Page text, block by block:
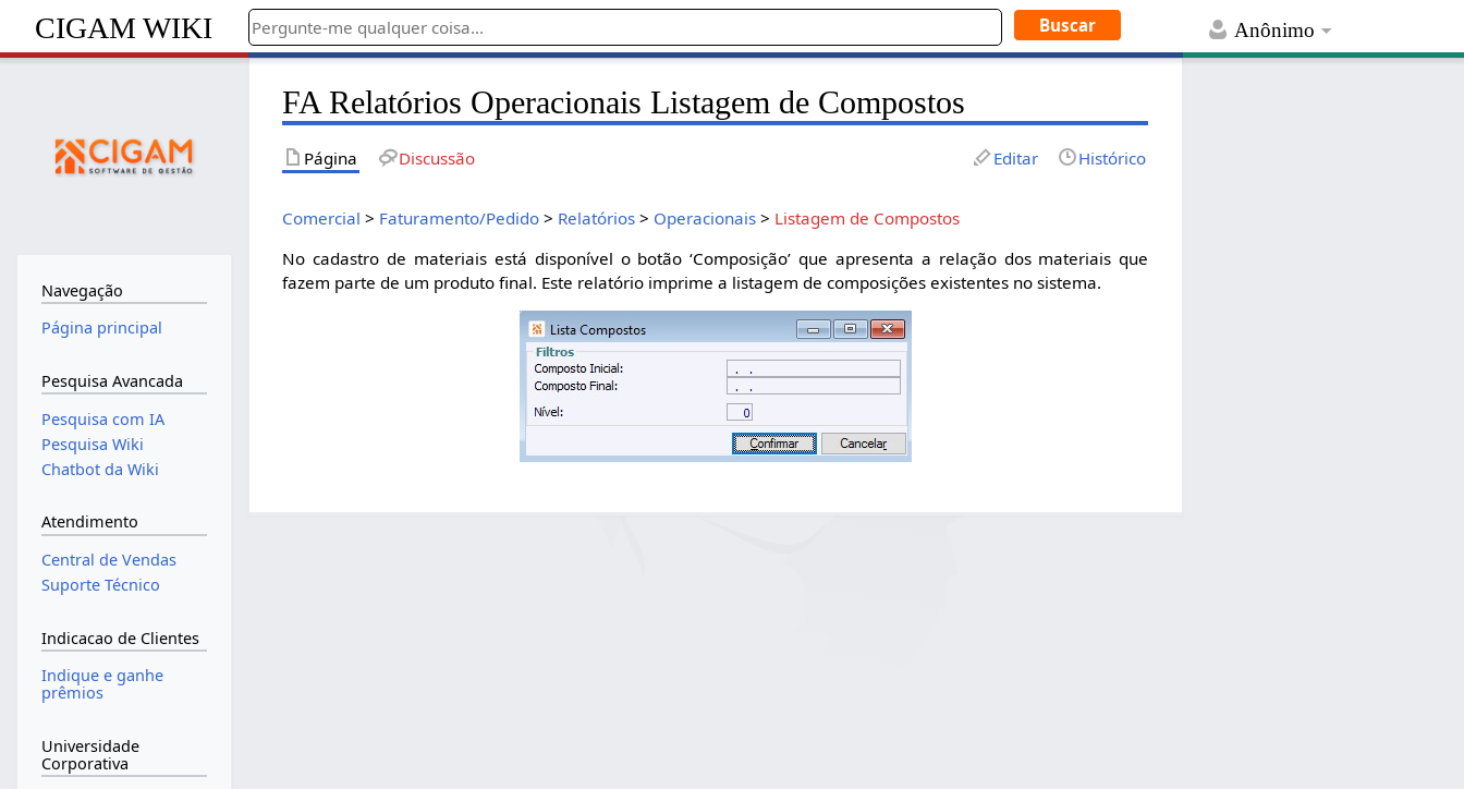
Anônimo
CIGAM WIKI
FA Relatórios Operacionais Listagem de Compostos
Página Discussão Editar Histórico
Comercial > Faturamento/Pedido > Relatórios > Operacionais > Listagem de Compostos
No cadastro de materiais está disponível o botão ‘Composição’ que apresenta a relação dos materiais que
fazem parte de um produto final. Este relatório imprime a listagem de composições existentes no sistema.
Navegação
Página principal
Pesquisa Avancada
Pesquisa com IA
Pesquisa Wiki
Chatbot da Wiki
Atendimento
Central de Vendas
Suporte Técnico
Indicacao de Clientes
Indique e ganhe
prêmios
Universidade
Corporativa